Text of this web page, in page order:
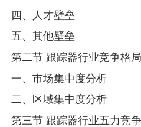
四、人才壁垒
五、其他壁垒
第二节 跟踪器行业竞争格局
一、市场集中度分析
二、区域集中度分析
第三节 跟踪器行业五力竞